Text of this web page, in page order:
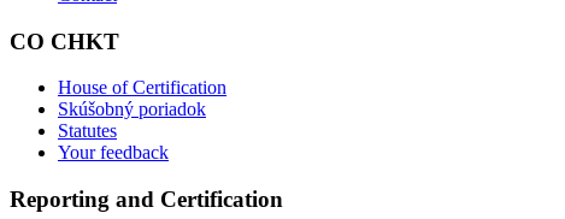
CO CHKT
House of Certification
Skúšobný poriadok
Statutes
Your feedback
Reporting and Certification